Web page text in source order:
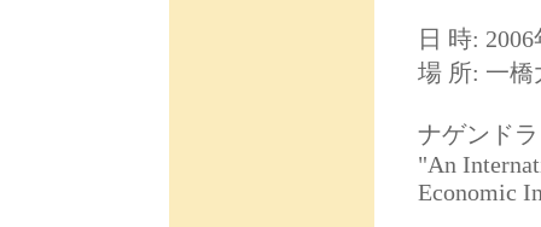
日 時:
場 所: 一橋
ナゲンド
"An
Economic